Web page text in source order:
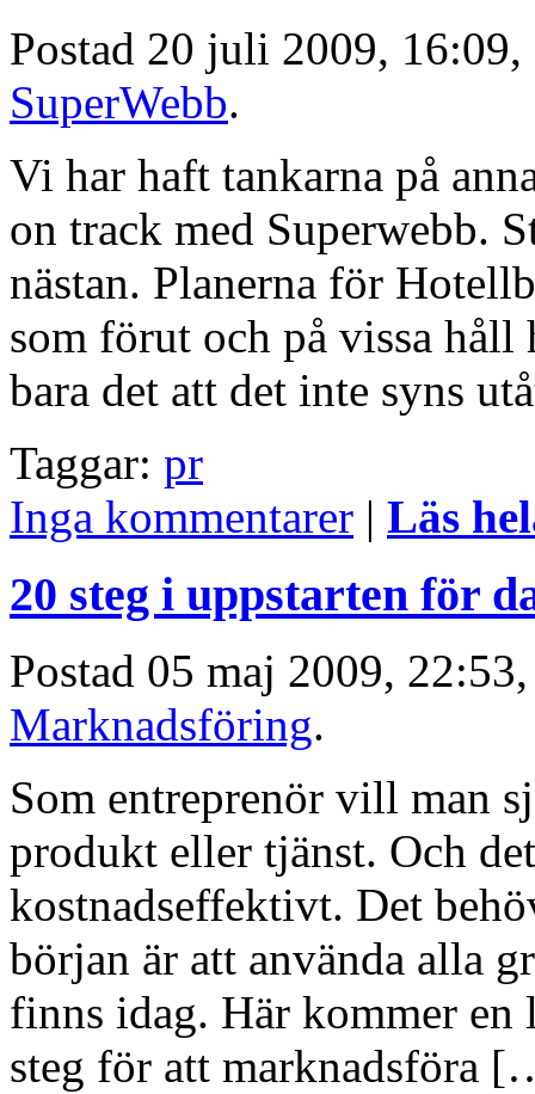
Postad 20 juli 2009,
SuperWebb.
Vi har haft tankarna på
on track med Superwebb.
nästan. Planerna för
som förut och på vissa håll
bara det att det inte syns
Taggar: pr
Inga kommentarer | Läs
20 steg i uppstarten för
Postad 05 maj 2009,
Marknadsföring.
Som entreprenör vill man
produkt eller tjänst. Och
kostnadseffektivt. Det
början är att använda alla
finns idag. Här kommer en
steg för att marknadsföra